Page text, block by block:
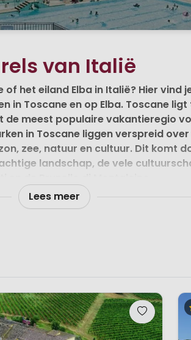
van Italië
het eiland Elba in Italië? Hier vind
Toscane en op Elba. Toscane
de meest populaire vakantieregio
in Toscane liggen verspreid
zee, natuur en cultuur. Dit komt
landschap, de vele
Een van de mooiste landschappen in
uit. Om elke bocht heb je weer
Lees meer